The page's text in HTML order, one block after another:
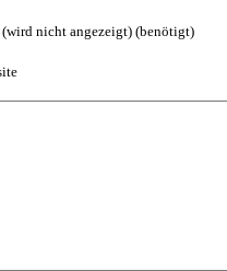
nicht angezeigt) (benötigt)